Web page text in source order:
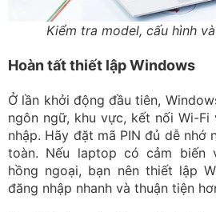
Kiểm tra model, cấu hình
Hoàn tất thiết lập Windows
Ở lần khởi động đầu tiên,
ngôn ngữ, khu vực, kết nối Wi-
nhập. Hãy đặt mã PIN đủ dễ nhớ
toàn. Nếu laptop có cảm biến
hồng ngoại, bạn nên thiết lập
đăng nhập nhanh và thuận tiện